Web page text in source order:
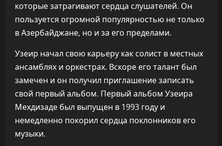
которые затрагивают сердца слушателей. Он
пользуется огромной популярностью не только
в Азербайджане, но и за его пределами.
Узеир начал свою карьеру как солист в местных
ансамблях и оркестрах. Вскоре его талант был
замечен и он получил приглашение записать
свой первый альбом. Первый альбом Узеира
Мехдизаде был выпущен в 1993 году и
немедленно покорил сердца поклонников его
музыки.